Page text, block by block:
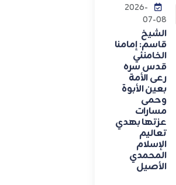
2026-
07-08
الشيخ
قاسم: إمامنا
الخامنئي
قدس سره
رعى الأمة
بعين الأبوة
وحمى
مسارات
عزتها بهدي
تعاليم
الإسلام
المحمدي
الأصيل